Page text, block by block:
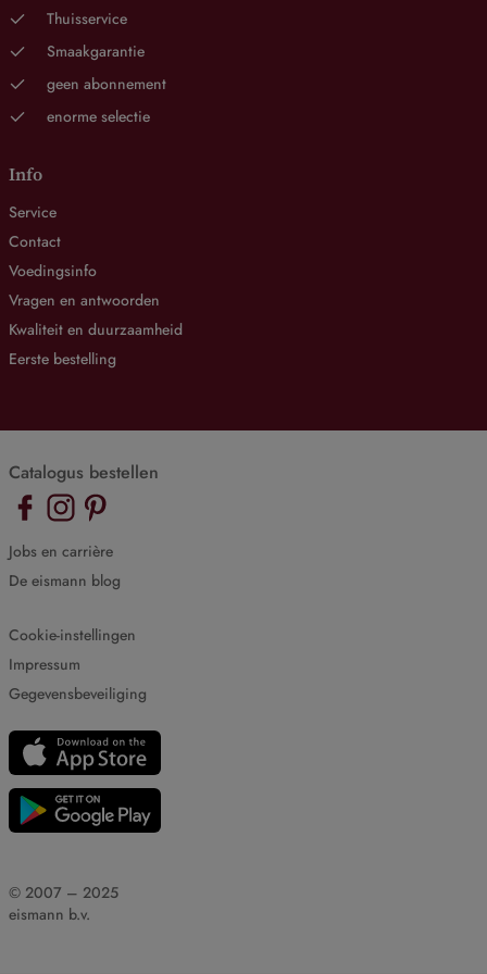
Thuisservice
Smaakgarantie
geen abonnement
enorme selectie
Info
Service
Contact
Voedingsinfo
Vragen en antwoorden
Kwaliteit en duurzaamheid
Eerste bestelling
Catalogus bestellen
Jobs en carrière
De eismann blog
Cookie-instellingen
Impressum
Gegevensbeveiliging
© 2007 – 2025
eismann b.v.